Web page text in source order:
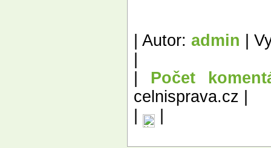
| Autor: admin |
Počet
celnisprava.cz |